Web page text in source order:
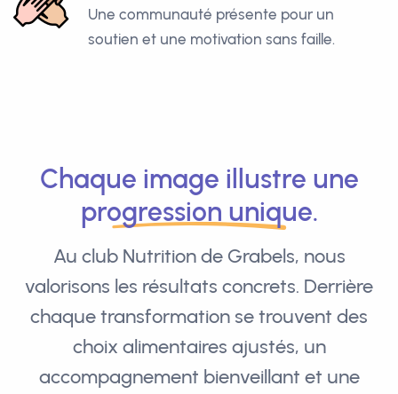
Une communauté présente pour un
soutien et une motivation sans faille.
Chaque image illustre une
progression unique.
Au club Nutrition de Grabels, nous
valorisons les résultats concrets. Derrière
chaque transformation se trouvent des
choix alimentaires ajustés, un
accompagnement bienveillant et une